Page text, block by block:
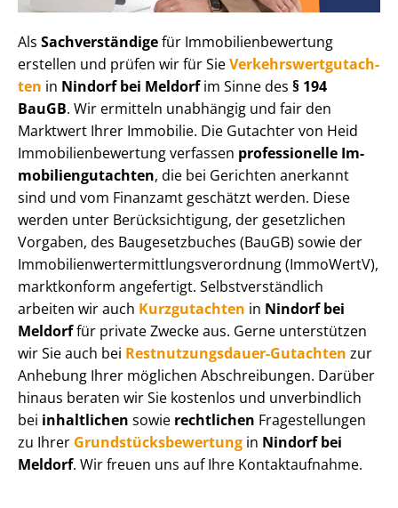
Als Sachverständigefür Im­mo­bi­li­en­be­wer­tung
erstellen und prüfen wir für SieVer­kehrs­wert­gut­ach­
ten in Nindorf bei Meldorfim Sinne des § 194
BauGB. Wir ermitteln unabhängig und fair den
Marktwert Ihrer Immobilie. Die Gutachter von Heid
Im­mo­bi­li­en­be­wer­tung verfassen professionelle Im­
mo­bi­li­en­gut­ach­ten, die bei Gerichten anerkannt
sind und vom Finanzamt geschätzt werden. Diese
werden unter Be­rück­sich­ti­gung, der gesetzlichen
Vorgaben, des Baugesetzbuches (BauGB) sowie der
Im­mo­bi­li­en­wert­ermitt­lungs­ver­ord­nung (ImmoWertV),
marktkonform angefertigt. Selbst­ver­ständ­lich
arbeiten wir auch Kurzgutachten in Nindorf bei
Meldorffür private Zwecke aus. Gerne unterstützen
wir Sie auch bei Rest­nut­zungs­dau­er-Gutachten zur
Anhebung Ihrer möglichen Abschreibungen. Darüber
hinaus beraten wir Sie kostenlos und unverbindlich
bei inhaltlichen sowie rechtlichen Fragestellungen
zu Ihrer Grund­stücks­be­wer­tung in Nindorf bei
Meldorf. Wir freuen uns auf Ihre Kontaktaufnahme.